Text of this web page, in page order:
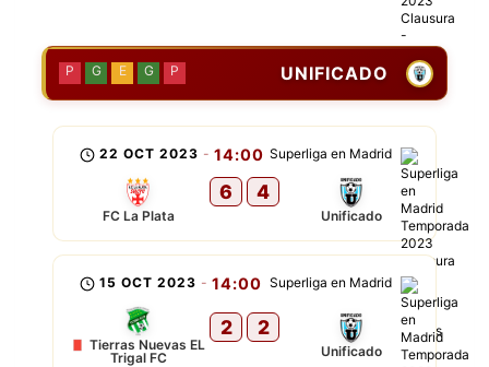
UNIFICADO
P G E G P
Superliga en Madrid
22 OCT 2023 - 14:00
FC La Plata
6 4
Unificado
Superliga en Madrid
15 OCT 2023 - 14:00
Tierras Nuevas EL
Trigal FC
2 2
Unificado